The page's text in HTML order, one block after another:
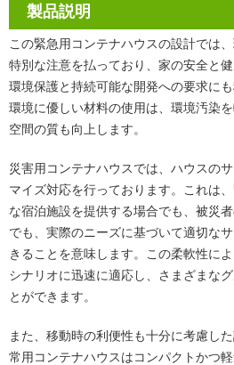
製品説明
この緊急用コンテナハウスの設計では
特別な注意を払っており、家の安全と
環境保護と持続可能な開発への要求に
環境に優しい材料の使用は、環境汚染
空間の質も向上します。
災害用コンテナハウスでは、ハウスの
マイズ対応を行っております。これは
な宿泊施設を提供する場合でも、被災
でも、実際のニーズに基づいて適切な
きることを意味します。この柔軟性に
シナリオに迅速に適応し、さまざまな
とができます。
また、移動時の利便性も十分に考慮し
常用コンテナハウスはコンパクトかつ